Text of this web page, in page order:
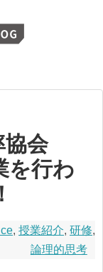
協会
を行わ
, 授業紹介, 研修,
論理的思考